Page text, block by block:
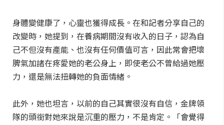
身體變健康了，心靈也獲得成長。在和記者分享自己的
改變時，她提到，在養病期間沒有收入的日子，認為自
己不但沒有產能、也沒有任何價值可言，因此常會把壞
脾氣加諸在疼愛她的老公身上，即使老公不曾給過她壓
力，還是無法扭轉她的負面情緒。
此外，她也坦言，以前的自己其實很沒有自信，金牌領
隊的頭銜對她來說是沉重的壓力，不是肯定。「會覺得